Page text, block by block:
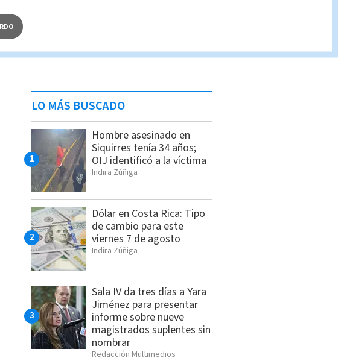
LO MÁS BUSCADO
Hombre asesinado en
Siquirres tenía 34 años;
OIJ identificó a la víctima
Indira Zúñiga
Dólar en Costa Rica: Tipo
de cambio para este
viernes 7 de agosto
Indira Zúñiga
Sala IV da tres días a Yara
Jiménez para presentar
informe sobre nueve
magistrados suplentes sin
nombrar
Redacción Multimedios